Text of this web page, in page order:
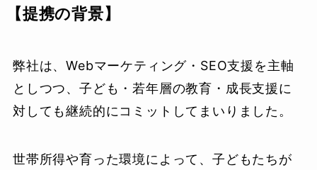
【提携の背景】
弊社は、Webマーケティング・SEO支援を主軸
としつつ、子ども・若年層の教育・成長支援に
対しても継続的にコミットしてまいりました。
世帯所得や育った環境によって、子どもたちが